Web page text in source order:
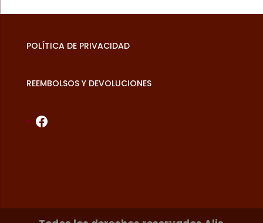
$7,024.88
$7,100.72
POLÍTICA DE PRIVACIDAD
REEMBOLSOS Y DEVOLUCIONES
Facebook